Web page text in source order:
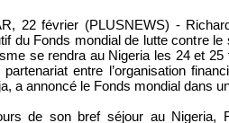
22 février (PLUSNEWS) -
du Fonds mondial de lutte contre le
se rendra au Nigeria les 24 et
entre l’organisation
a annoncé le Fonds mondial dans
de son bref séjour au Nigeria,